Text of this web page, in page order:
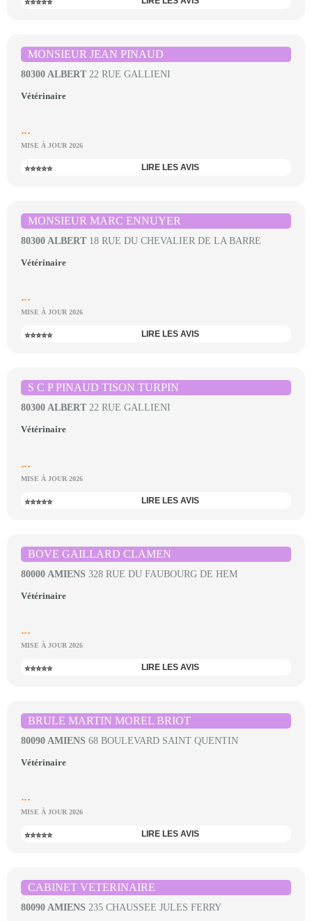
⭐⭐⭐⭐⭐
MONSIEUR JEAN PINAUD
80300 ALBERT 22 RUE GALLIENI
Vétérinaire
...
MISE À JOUR 2026
⭐⭐⭐⭐⭐ LIRE LES AVIS
MONSIEUR MARC ENNUYER
80300 ALBERT 18 RUE DU CHEVALIER DE LA BARRE
Vétérinaire
...
MISE À JOUR 2026
⭐⭐⭐⭐⭐ LIRE LES AVIS
S C P PINAUD TISON TURPIN
80300 ALBERT 22 RUE GALLIENI
Vétérinaire
...
MISE À JOUR 2026
⭐⭐⭐⭐⭐ LIRE LES AVIS
BOVE GAILLARD CLAMEN
80000 AMIENS 328 RUE DU FAUBOURG DE HEM
Vétérinaire
...
MISE À JOUR 2026
⭐⭐⭐⭐⭐ LIRE LES AVIS
BRULE MARTIN MOREL BRIOT
80090 AMIENS 68 BOULEVARD SAINT QUENTIN
Vétérinaire
...
MISE À JOUR 2026
⭐⭐⭐⭐⭐ LIRE LES AVIS
CABINET VETERINAIRE
80090 AMIENS 235 CHAUSSEE JULES FERRY